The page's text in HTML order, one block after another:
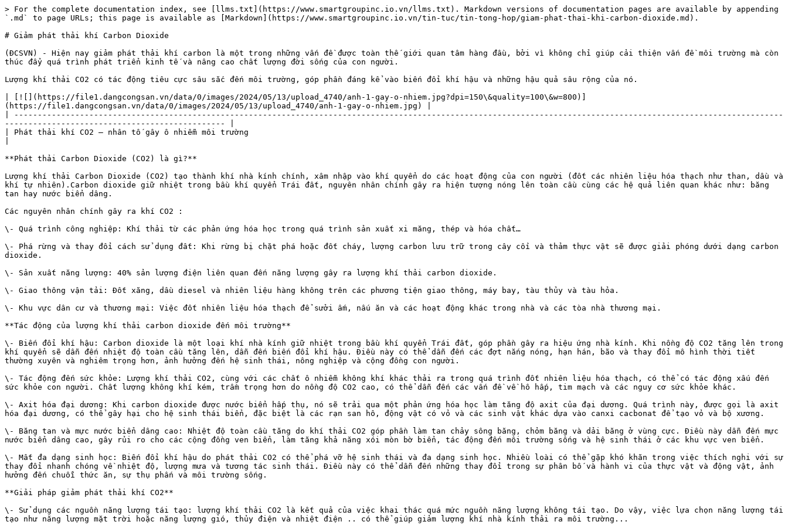
> For the complete documentation index, see [llms.txt](https://www.smartgroupinc.io.vn/llms.txt). Markdown versions of documentation pages are available by appending
`.md` to page URLs; this page is available as [Markdown](https://www.smartgroupinc.io.vn/tin-tuc/tin-tong-hop/giam-phat-thai-khi-carbon-dioxide.md).
# Giảm phát thải khí Carbon Dioxide
(ĐCSVN) - Hiện nay giảm phát thải khí carbon là một trong những vấn đề được toàn thế giới quan tâm hàng đầu, bởi vì không chỉ giúp cải thiện vấn đề môi trường mà còn
thúc đẩy quá trình phát triển kinh tế và nâng cao chất lượng đời sống của con người.
Lượng khí thải CO2 có tác động tiêu cực sâu sắc đến môi trường, góp phần đáng kể vào biến đổi khí hậu và những hậu quả sâu rộng của nó.
| [![](https://file1.dangcongsan.vn/data/0/images/2024/05/13/upload_4740/anh-1-gay-o-nhiem.jpg?dpi=150\&quality=100\&w=800)]
(https://file1.dangcongsan.vn/data/0/images/2024/05/13/upload_4740/anh-1-gay-o-nhiem.jpg) |
| --------------------------------------------------------------------------------------------------------------------------------------------------------------------
----------------------------------------------- |
| Phát thải khí CO2 – nhân tố gây ô nhiễm môi trường
**Phát thải Carbon Dioxide (CO2) là gì?**
Lượng khí thải Carbon Dioxide (CO2) tạo thành khí nhà kính chính, xâm nhập vào khí quyển do các hoạt động của con người (đốt các nhiên liệu hóa thạch như than, dầu và
khí tự nhiên).Carbon dioxide giữ nhiệt trong bầu khí quyển Trái đất, nguyên nhân chính gây ra hiện tượng nóng lên toàn cầu cùng các hệ quả liên quan khác như: băng
tan hay nước biển dâng.
Các nguyên nhân chính gây ra khí CO2 :
\- Quá trình công nghiệp: Khí thải từ các phản ứng hóa học trong quá trình sản xuất xi măng, thép và hóa chất…
\- Phá rừng và thay đổi cách sử dụng đất: Khi rừng bị chặt phá hoặc đốt cháy, lượng carbon lưu trữ trong cây cối và thảm thực vật sẽ được giải phóng dưới dạng carbon
dioxide.
\- Sản xuất năng lượng: 40% sản lượng điện liên quan đến năng lượng gây ra lượng khí thải carbon dioxide.
\- Giao thông vận tải: Đốt xăng, dầu diesel và nhiên liệu hàng không trên các phương tiện giao thông, máy bay, tàu thủy và tàu hỏa.
\- Khu vực dân cư và thương mại: Việc đốt nhiên liệu hóa thạch để sưởi ấm, nấu ăn và các hoạt động khác trong nhà và các tòa nhà thương mại.
**Tác động của lượng khí thải carbon dioxide đến môi trường**
\- Biến đổi khí hậu: Carbon dioxide là một loại khí nhà kính giữ nhiệt trong bầu khí quyển Trái đất, góp phần gây ra hiệu ứng nhà kính. Khi nồng độ CO2 tăng lên trong
khí quyển sẽ dẫn đến nhiệt độ toàn cầu tăng lên, dẫn đến biến đổi khí hậu. Điều này có thể dẫn đến các đợt nắng nóng, hạn hán, bão và thay đổi mô hình thời tiết
thường xuyên và nghiêm trọng hơn, ảnh hưởng đến hệ sinh thái, nông nghiệp và cộng đồng con người.
\- Tác động đến sức khỏe: Lượng khí thải CO2, cùng với các chất ô nhiễm không khí khác thải ra trong quá trình đốt nhiên liệu hóa thạch, có thể có tác động xấu đến
sức khỏe con người. Chất lượng không khí kém, trầm trọng hơn do nồng độ CO2 cao, có thể dẫn đến các vấn đề về hô hấp, tim mạch và các nguy cơ sức khỏe khác.
\- Axit hóa đại dương: Khi carbon dioxide được nước biển hấp thụ, nó sẽ trải qua một phản ứng hóa học làm tăng độ axit của đại dương. Quá trình này, được gọi là axit
hóa đại dương, có thể gây hại cho hệ sinh thái biển, đặc biệt là các rạn san hô, động vật có vỏ và các sinh vật khác dựa vào canxi cacbonat để tạo vỏ và bộ xương.
\- Băng tan và mực nước biển dâng cao: Nhiệt độ toàn cầu tăng do khí thải CO2 góp phần làm tan chảy sông băng, chỏm băng và dải băng ở vùng cực. Điều này dẫn đến mực
nước biển dâng cao, gây rủi ro cho các cộng đồng ven biển, làm tăng khả năng xói mòn bờ biển, tác động đến môi trường sống và hệ sinh thái ở các khu vực ven biển.
\- Mất đa dạng sinh học: Biến đổi khí hậu do phát thải CO2 có thể phá vỡ hệ sinh thái và đa dạng sinh học. Nhiều loài có thể gặp khó khăn trong việc thích nghi với sự
thay đổi nhanh chóng về nhiệt độ, lượng mưa và tương tác sinh thái. Điều này có thể dẫn đến những thay đổi trong sự phân bố và hành vi của thực vật và động vật, ảnh
hưởng đến chuỗi thức ăn, sự thụ phấn và môi trường sống.
**Giải pháp giảm phát thải khí CO2**
\- Sử dụng các nguồn năng lượng tái tạo: lượng khí thải CO2 là kết quả của việc khai thác quá mức nguồn năng lượng không tái tạo. Do vậy, việc lựa chọn năng lượng tái
tạo như năng lượng mặt trời hoặc năng lượng gió, thủy điện và nhiệt điện .. có thể giúp giảm lượng khí nhà kính thải ra môi trường...